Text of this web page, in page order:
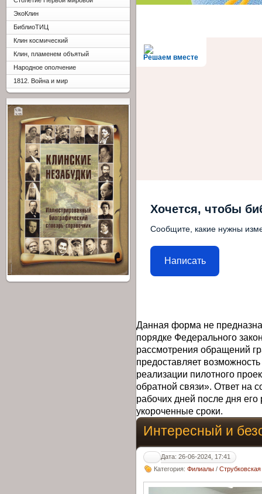
Решаем вместе
Хочется, чтобы
Сообщите, какие нужны
Написать
Данная форма не
порядке Федерального
рассмотрения обращений
предоставляет
реализации пилотного
обратной связи». Ответ на
рабочих дней после дня
укороченные сроки.
Интересный и
Дата: 26-06-2024, 17:41
Категория: Филиалы /
ЭкоКлин
БиблиоТИЦ
Клин космический
Клин, пламенем объятый
Народное ополчение
1812. Война и мир